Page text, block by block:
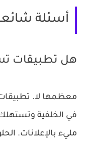
أسئلة
هل تطبيقات
في الخلفية
مليء بالإعلانات.